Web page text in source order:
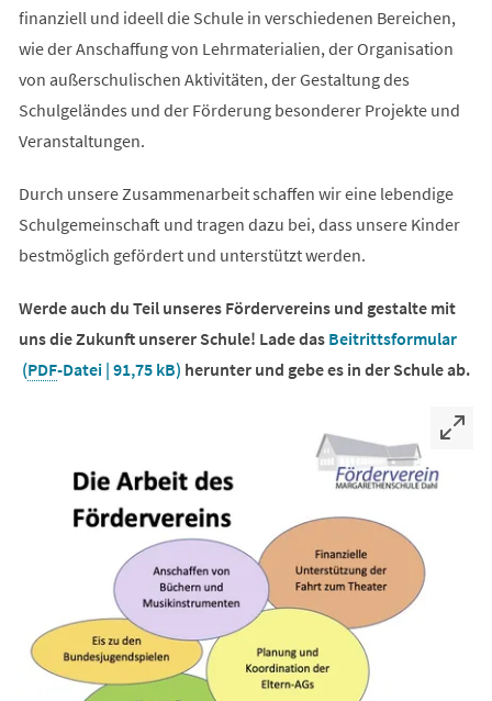
finanziell und ideell die Schule in verschiedenen Bereichen,
wie der Anschaffung von Lehrmaterialien, der Organisation
von außerschulischen Aktivitäten, der Gestaltung des
Schulgeländes und der Förderung besonderer Projekte und
Veranstaltungen.
Durch unsere Zusammenarbeit schaffen wir eine lebendige
Schulgemeinschaft und tragen dazu bei, dass unsere Kinder
bestmöglich gefördert und unterstützt werden.
Werde auch du Teil unseres Fördervereins und gestalte mit
uns die Zukunft unserer Schule! Lade das Beitrittsformular
PDF-Datei 91,75 kB herunter und gebe es in der Schule ab.